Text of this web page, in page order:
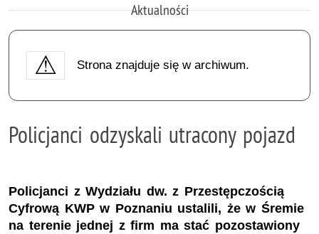
Aktualności
Strona znajduje się w archiwum.
Policjanci odzyskali utracony pojazd
Policjanci z Wydziału dw. z Przestępczością
Cyfrową KWP w Poznaniu ustalili, że w Śremie
na terenie jednej z firm ma stać pozostawiony